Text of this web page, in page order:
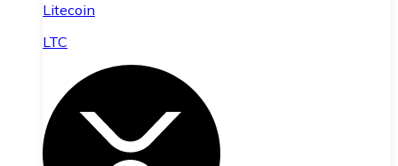
Litecoin
LTC